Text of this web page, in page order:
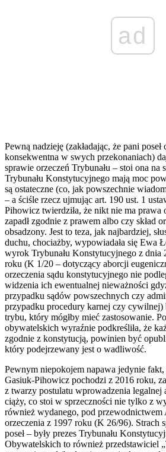
ad
Pewną nadzieję (zakładając, że pani poseł
konsekwentna w swych przekonaniach)
sprawie orzeczeń Trybunału – stoi ona
Trybunału Konstytucyjnego mają moc
są ostateczne (co, jak powszechnie
– a ściśle rzecz ujmując art. 190 ust. 1
Pihowicz twierdziła, że nikt nie ma prawa
zapadł zgodnie z prawem albo czy skład
obsadzony. Jest to teza, jak najbardziej,
duchu, chociażby, wypowiadała się Ewa
wyrok Trybunału Konstytucyjnego z dnia
roku (K 1/20 – dotyczący aborcji
orzeczenia sądu konstytucyjnego nie
widzenia ich ewentualnej nieważności
przypadku sądów powszechnych czy
przypadku procedury karnej czy cywilnej)
trybu, który mógłby mieć zastosowanie.
obywatelskich wyraźnie podkreśliła, że
zgodnie z konstytucją, powinien być
który podejrzewany jest o wadliwość.
Pewnym niepokojem napawa jedynie fakt,
Gasiuk-Pihowicz pochodzi z 2016 roku,
z twarzy postulatu wprowadzenia legalnej
ciąży, co stoi w sprzeczności nie tylko z
również wydanego, pod przewodnictwem
orzeczenia z 1997 roku (K 26/96). Strach
poseł – były prezes Trybunału
Obywatelskich to również przedstawiciel